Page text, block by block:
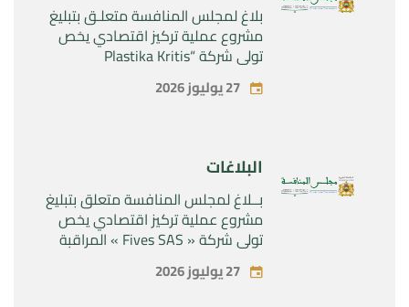
بلاغ لمجلس المنافسة متعلـق بتبليغ
مشروع عملية تركيز اقتصادي يخص
تولي شركة “Plastika Kritis
SA”المراقبة الحصرية لشركة
“Naturplas Industrial SARL” 27 يوليوز 2026
البلاغات
بــلاغ لمجلس المنافسة متعلق بتبليغ
مشروع عملية تركيز اقتصادي يخص
تولي شركة « Fives SAS » المراقبة
SAS »27 يوليوز 2026